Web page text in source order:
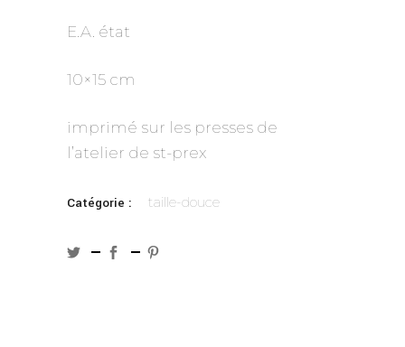
E.A. état
10×15 cm
imprimé sur les presses de
l’atelier de st-prex
Catégorie : taille-douce